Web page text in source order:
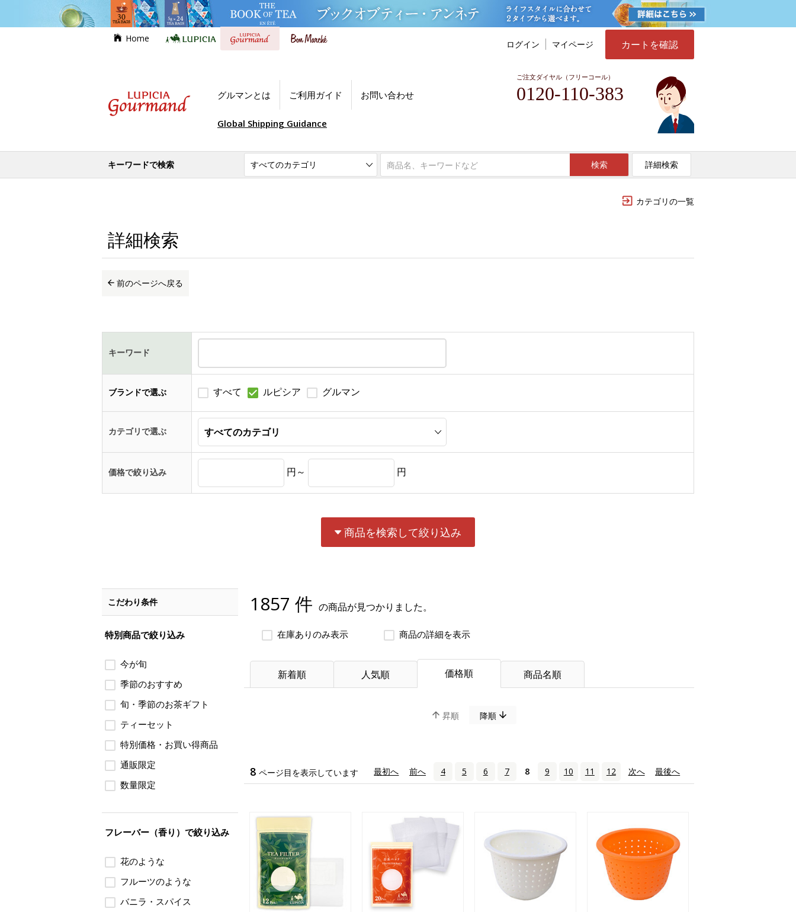
Home
ログイン マイページ カートを確認
グルマンとは ご利用ガイド お問い合わせ
ご注文ダイヤル（フリーコール）
0120-110-383
Global Shipping Guidance
キーワードで検索 検索 詳細検索
カテゴリの一覧
詳細検索
前のページへ戻る
キーワード
ブランドで選ぶ すべて ルピシア グルマン
カテゴリで選ぶ
価格で絞り込み 円～ 円
商品を検索して絞り込み
1857 件 の商品が見つかりました。
在庫ありのみ表示 商品の詳細を表示
新着順 人気順 価格順 商品名順
昇順 降順
8 ページ目を表示しています 最初へ 前へ 4 5 6 7 8 9 10 11 12 次へ 最後へ
こだわり条件
特別商品で絞り込み
今が旬
季節のおすすめ
旬・季節のお茶ギフト
ティーセット
特別価格・お買い得商品
通販限定
数量限定
フレーバー（香り）で絞り込み
花のような
フルーツのような
バニラ・スパイス